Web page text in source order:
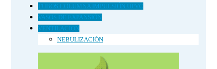
TUBOS COLUMNA IMPULSIÓN UPVC
VASOS DE EXPANSIÓN
VENTILACION
NEBULIZACIÓN